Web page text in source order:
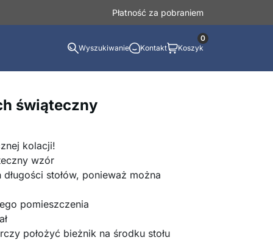
Płatność za pobraniem
Wyszukiwanie Kontakt Koszyk
0
świąteczny
kolacji!
wzór
stołów, ponieważ można
pomieszczenia
położyć bieżnik na środku stołu